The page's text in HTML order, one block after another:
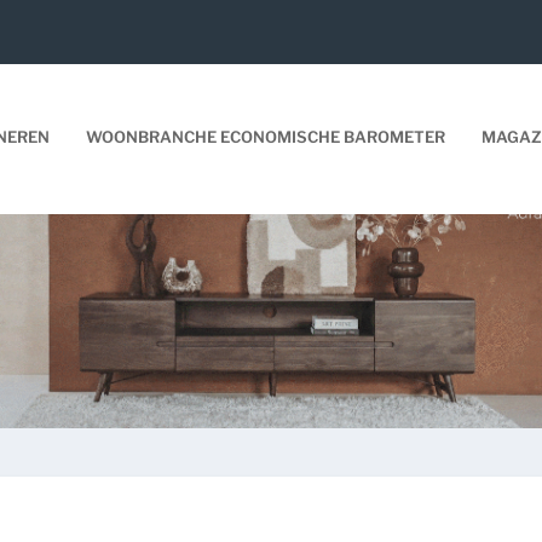
WOONBRANCHE ECONOMISCHE BAROMETER